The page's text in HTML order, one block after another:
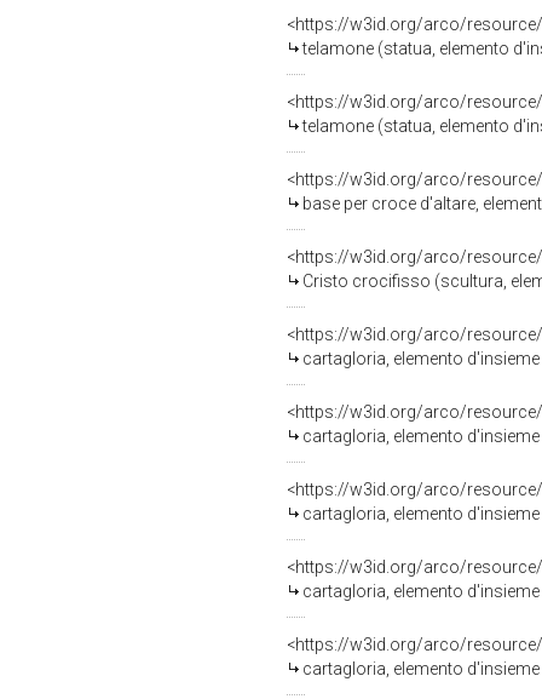
<https://w3id.org/arco/
telamone (statua, elemento
<https://w3id.org/arco/
telamone (statua, elemento
<https://w3id.org/arco/
base per croce d'altare,
<https://w3id.org/arco/
Cristo crocifisso (scultura,
<https://w3id.org/arco/
cartagloria, elemento
<https://w3id.org/arco/
cartagloria, elemento
<https://w3id.org/arco/
cartagloria, elemento
<https://w3id.org/arco/
cartagloria, elemento
<https://w3id.org/arco/
cartagloria, elemento